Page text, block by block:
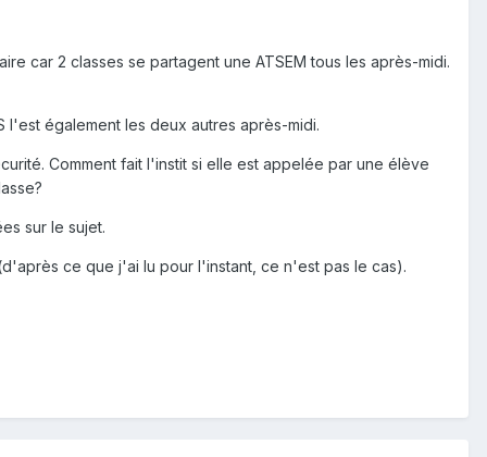
car 2 classes se partagent une ATSEM tous les après-midi.
l'est également les deux autres après-midi.
Comment fait l'instit si elle est appelée par une élève
sur le sujet.
ce que j'ai lu pour l'instant, ce n'est pas le cas).